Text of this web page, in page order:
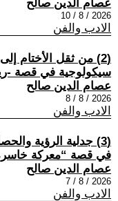
عصام الدين صالح
2026 / 8 / 10
الادب والفن
(2) من ثقل الأختام
سيكولوجية في قصة -
عصام الدين صالح
2026 / 8 / 8
الادب والفن
(3) جدلية الرؤية
في قصة “معركة
عصام الدين صالح
2026 / 8 / 7
الادب والفن